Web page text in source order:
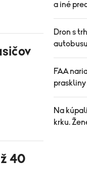
40
a iné
Dron s
FAA
Na
krku.